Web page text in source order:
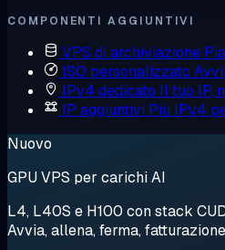
COMPONENTI AGGIUNTIVI
VPS di archiviazione
ISO personalizzato
IPv4 dedicato Il tuo IP,
IP aggiuntivi Più IPv4
Nuovo
GPU VPS per carichi AI
L4, L40S e H100 con stack
Avvia, allena, ferma,